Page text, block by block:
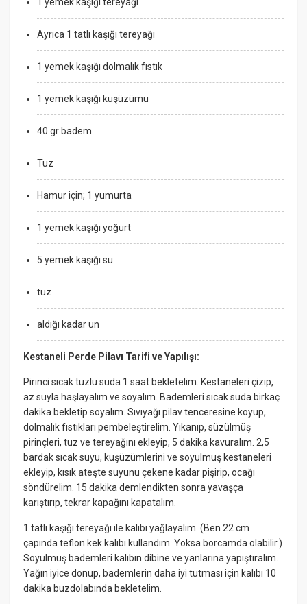
1 yemek kaşığı tereyağı
Ayrıca 1 tatlı kaşığı tereyağı
1 yemek kaşığı dolmalık fıstık
1 yemek kaşığı kuşüzümü
40 gr badem
Tuz
Hamur için; 1 yumurta
1 yemek kaşığı yoğurt
5 yemek kaşığı su
tuz
aldığı kadar un
Kestaneli Perde Pilavı Tarifi ve Yapılışı:
Pirinci sıcak tuzlu suda 1 saat bekletelim. Kestaneleri çizip,
az suyla haşlayalım ve soyalım. Bademleri sıcak suda birkaç
dakika bekletip soyalım. Sıvıyağı pilav tenceresine koyup,
dolmalık fıstıkları pembeleştirelim. Yıkanıp, süzülmüş
pirinçleri, tuz ve tereyağını ekleyip, 5 dakika kavuralım. 2,5
bardak sıcak suyu, kuşüzümlerini ve soyulmuş kestaneleri
ekleyip, kısık ateşte suyunu çekene kadar pişirip, ocağı
söndürelim. 15 dakika demlendikten sonra yavaşça
karıştırıp, tekrar kapağını kapatalım.
1 tatlı kaşığı tereyağı ile kalıbı yağlayalım. (Ben 22 cm
çapında teflon kek kalıbı kullandım. Yoksa borcamda olabilir.)
Soyulmuş bademleri kalıbın dibine ve yanlarına yapıştıralım.
Yağın iyice donup, bademlerin daha iyi tutması için kalıbı 10
dakika buzdolabında bekletelim.